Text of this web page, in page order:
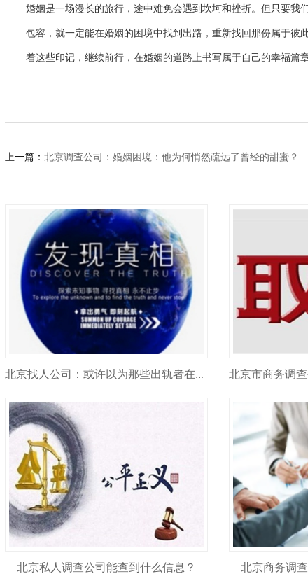
婚姻是一场漫长的旅行，途中难免会遇到坎坷和挫折。但只要
包容，就一定能在婚姻的困境中找到出路，重新找回那份属于
着这些印记，继续前行，在婚姻的道路上书写属于自己的幸福篇章
上一篇： 北京调查公司：婚姻困境：他为何悄然疏远了曾经的甜蜜？
北京找人公司：或许以为那些出轨者在婚后过得幸福，但是他们的悲伤你不会了解？
北京私人调查公司能查到什么信息？ 北京商务调